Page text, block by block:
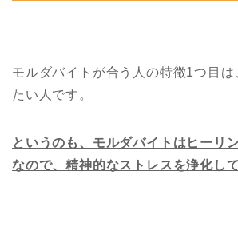
モルダバイトが合う人の特徴1つ目
たい人です。
というのも、モルダバイトはヒーリ
なので、精神的なストレスを浄化し